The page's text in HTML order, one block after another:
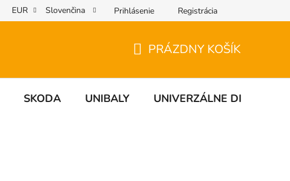
EUR Slovenčina Prihlásenie Registrácia
KOŠÍK
PRÁZDNY KOŠÍK
SKODA UNIBALY UNIVERZÁLNE DIELY